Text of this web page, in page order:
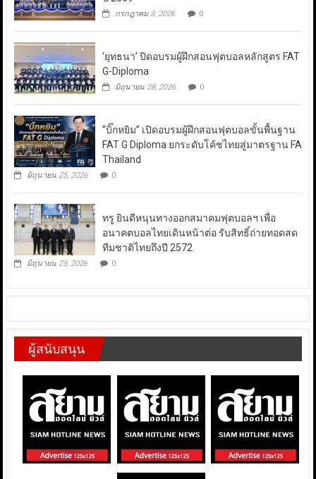
กรกฎาคม 3, 2026 0
‘ยุทธนา’ ปิดอบรมผู้ฝึกสอนฟุตบอลหลักสูตร FAT
G-Diploma
มิถุนายน 28, 2026 0
“บิ๊กหยิม” เปิดอบรมผู้ฝึกสอนฟุตบอลขั้นพื้นฐาน
FAT G Diploma ยกระดับโค้ชไทยสู่มาตรฐาน FA
Thailand
มิถุนายน 25, 2026 0
ทรู ยินดีหนุนทางออกสมาคมฟุตบอลฯ เพื่อ
อนาคตบอลไทยเดินหน้าต่อ รับสิทธิ์ถ่ายทอดสด
ทีมชาติไทยถึงปี 2572
มิถุนายน 25, 2026 0
ผู้สนับสนุน